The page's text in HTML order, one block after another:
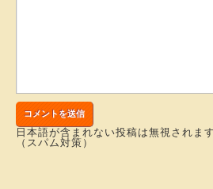
日本語が含まれない投稿は無視されま
（スパム対策）